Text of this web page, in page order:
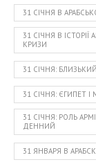
31 СІЧНЯ В
31 СІЧНЯ В
КРИЗИ
31 СІЧНЯ:
31 СІЧНЯ: ЄГИПЕТ
31 СІЧНЯ: РОЛЬ
ДЕННИЙ
31 ЯНВАРЯ В